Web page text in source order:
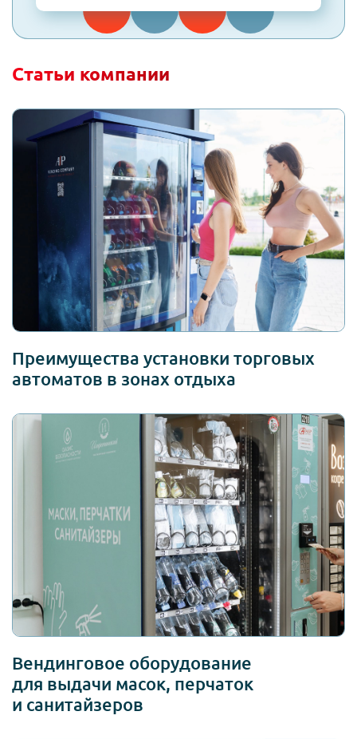
Статьи компании
Преимущества установки торговых
автоматов в зонах отдыха
Вендинговое оборудование
для выдачи масок, перчаток
и санитайзеров